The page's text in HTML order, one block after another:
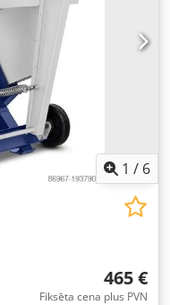
1 / 6
465 €
Fiksēta cena plus PVN